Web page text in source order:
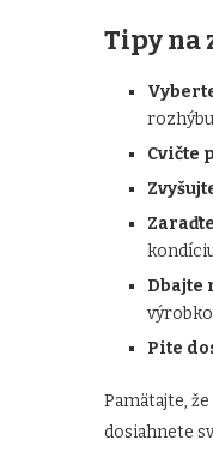
Tipy na
Cvičte
Dbajte
Pite
Pamätajte,
dosiahnete